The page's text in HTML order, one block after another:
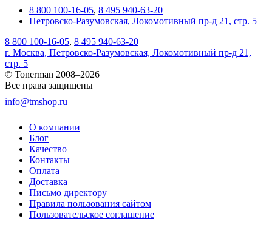
8 800 100-16-05, 8 495 940-63-20
Петровско-Разумовская, Локомотивный пр-д 21, стр. 5
8 800 100-16-05, 8 495 940-63-20
г. Москва, Петровско-Разумовская, Локомотивный пр-д 21,
стр. 5
© Tonerman 2008–2026
Все права защищены
info@tmshop.ru
О компании
Блог
Качество
Контакты
Оплата
Доставка
Письмо директору
Правила пользования сайтом
Пользовательское соглашение